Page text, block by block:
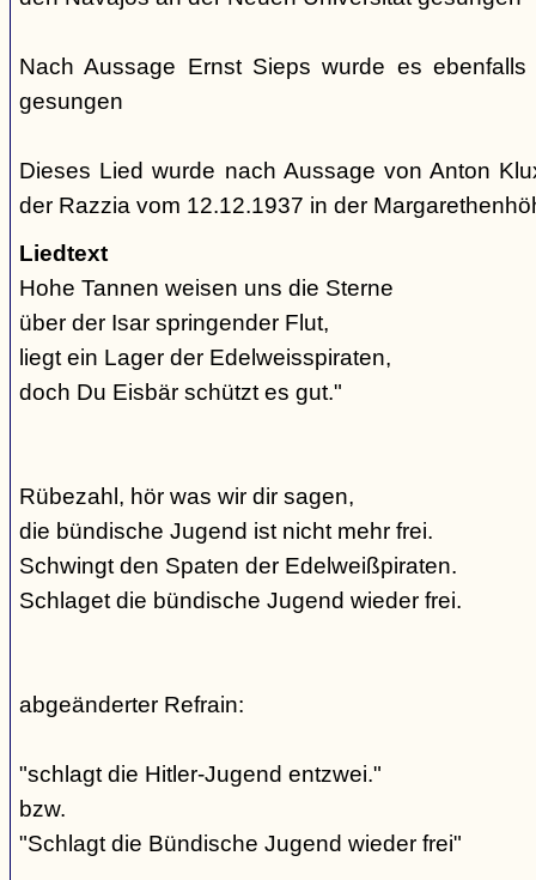
Nach Aussage Ernst Sieps wurde es
gesungen
Dieses Lied wurde nach Aussage von Anton
der Razzia vom 12.12.1937 in der
Liedtext
Hohe Tannen weisen uns die Sterne
über der Isar springender Flut,
liegt ein Lager der Edelweisspiraten,
doch Du Eisbär schützt es gut."
Rübezahl, hör was wir dir sagen,
die bündische Jugend ist nicht mehr frei.
Schwingt den Spaten der Edelweißpiraten.
Schlaget die bündische Jugend wieder frei.
abgeänderter Refrain:
"schlagt die Hitler-Jugend entzwei."
bzw.
"Schlagt die Bündische Jugend wieder frei"